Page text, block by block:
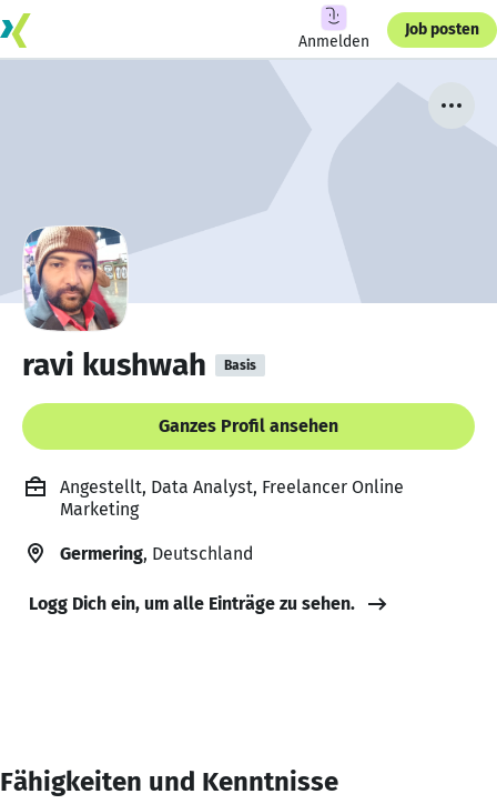
Anmelden
Job posten
ravi kushwah Basis
Ganzes Profil ansehen
Angestellt, Data Analyst, Freelancer Online
Marketing
Germering, Deutschland
Logg Dich ein, um alle Einträge zu sehen.
Fähigkeiten und Kenntnisse